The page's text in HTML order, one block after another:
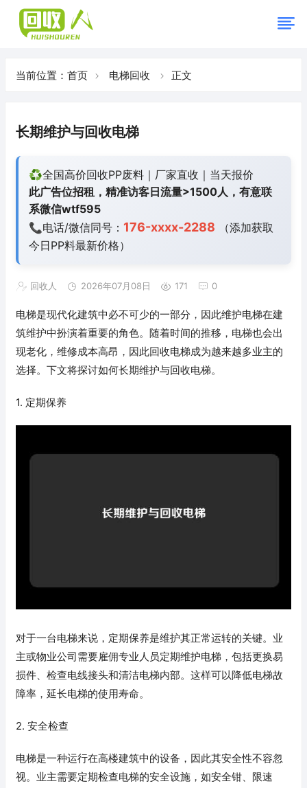
当前位置： 首页 电梯回收 正文
长期维护与回收电梯
♻️全国高价回收PP废料｜厂家直收｜当天报价
此广告位招租，精准访客日流量>1500人，有意联
系微信wtf595
📞电话/微信同号： 176-xxxx-2288 （添加获取
今日PP料最新价格）
回收人 2026年07月08日 171 0
电梯是现代化建筑中必不可少的一部分，因此维护电梯在建
筑维护中扮演着重要的角色。随着时间的推移，电梯也会出
现老化，维修成本高昂，因此回收电梯成为越来越多业主的
选择。下文将探讨如何长期维护与回收电梯。
1. 定期保养
对于一台电梯来说，定期保养是维护其正常运转的关键。业
主或物业公司需要雇佣专业人员定期维护电梯，包括更换易
损件、检查电线接头和清洁电梯内部。这样可以降低电梯故
障率，延长电梯的使用寿命。
2. 安全检查
电梯是一种运行在高楼建筑中的设备，因此其安全性不容忽
视。业主需要定期检查电梯的安全设施，如安全钳、限速